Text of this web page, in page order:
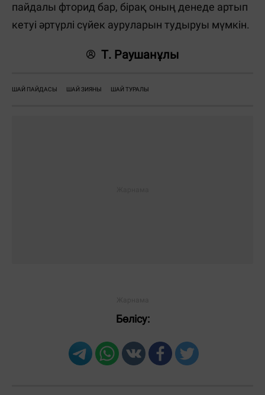
пайдалы фторид бар, бірақ оның денеде артып
кетуі әртүрлі сүйек ауруларын тудыруы мүмкін.
Т. Раушанұлы
ШАЙ ПАЙДАСЫ ШАЙ ЗИЯНЫ ШАЙ ТУРАЛЫ
Бөлісу: